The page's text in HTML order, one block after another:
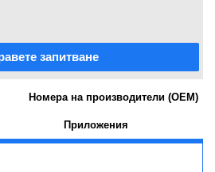
запитване
Номера на производители (OEM)
Приложения